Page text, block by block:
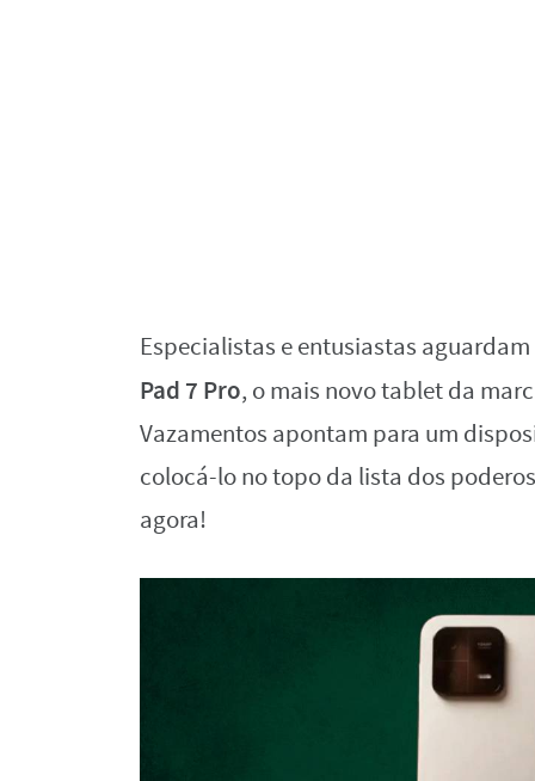
Especialistas e entusiastas
Pad 7 Pro, o mais novo tablet da
Vazamentos apontam para um
colocá-lo no topo da lista dos
agora!